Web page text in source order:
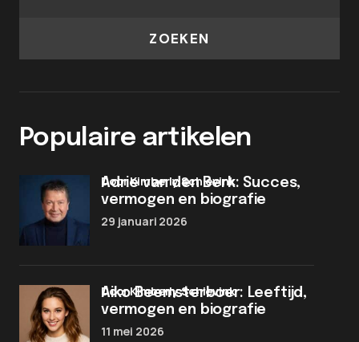
ZOEKEN
Populaire artikelen
Adrie van den Berk: Succes,
vermogen en biografie
door Kimberly Schievink
29 januari 2026
Aiko Beemsterboer: Leeftijd,
vermogen en biografie
door Kimberly Schievink
11 mei 2026